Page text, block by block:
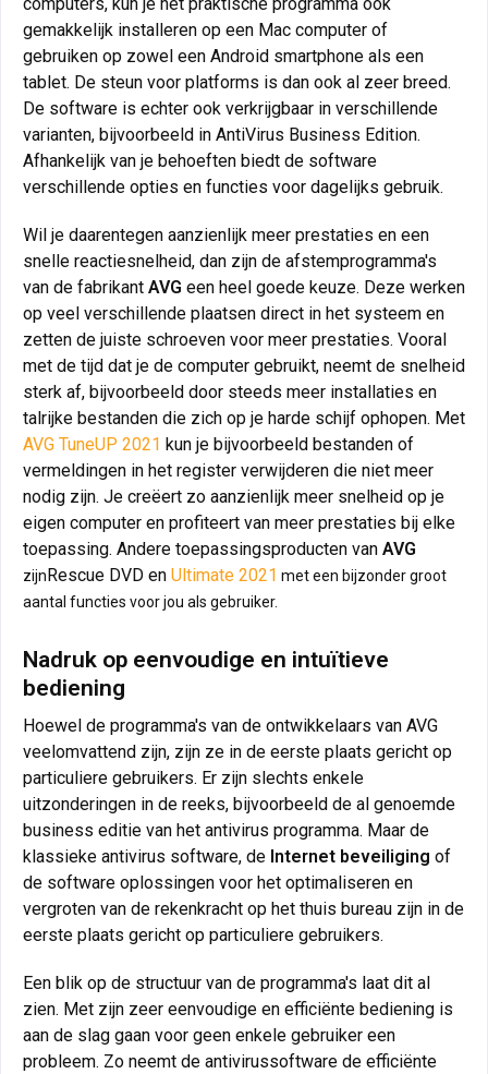
gemakkelijk installeren op een Mac computer of
gebruiken op zowel een Android smartphone als een
tablet. De steun voor platforms is dan ook al zeer breed.
De software is echter ook verkrijgbaar in verschillende
varianten, bijvoorbeeld in AntiVirus Business Edition.
Afhankelijk van je behoeften biedt de software
verschillende opties en functies voor dagelijks gebruik.
Wil je daarentegen aanzienlijk meer prestaties en een
snelle reactiesnelheid, dan zijn de afstemprogramma's
van de fabrikant AVG een heel goede keuze. Deze werken
op veel verschillende plaatsen direct in het systeem en
zetten de juiste schroeven voor meer prestaties. Vooral
met de tijd dat je de computer gebruikt, neemt de snelheid
sterk af, bijvoorbeeld door steeds meer installaties en
talrijke bestanden die zich op je harde schijf ophopen. Met
AVG TuneUP 2021 kun je bijvoorbeeld bestanden of
vermeldingen in het register verwijderen die niet meer
nodig zijn. Je creëert zo aanzienlijk meer snelheid op je
eigen computer en profiteert van meer prestaties bij elke
toepassing. Andere toepassingsproducten van AVG
zijn Rescue DVD en Ultimate 2021 met een bijzonder groot
aantal functies voor jou als gebruiker.
Nadruk op eenvoudige en intuïtieve
bediening
Hoewel de programma's van de ontwikkelaars van AVG
veelomvattend zijn, zijn ze in de eerste plaats gericht op
particuliere gebruikers. Er zijn slechts enkele
uitzonderingen in de reeks, bijvoorbeeld de al genoemde
business editie van het antivirus programma. Maar de
klassieke antivirus software, de Internet beveiliging of
de software oplossingen voor het optimaliseren en
vergroten van de rekenkracht op het thuis bureau zijn in de
eerste plaats gericht op particuliere gebruikers.
Een blik op de structuur van de programma's laat dit al
zien. Met zijn zeer eenvoudige en efficiënte bediening is
aan de slag gaan voor geen enkele gebruiker een
probleem. Zo neemt de antivirussoftware de efficiënte